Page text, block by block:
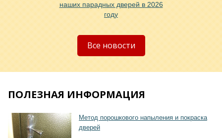
Хочу такую
наших парадных дверей в 2026
году
Все новости
ПОЛЕЗНАЯ ИНФОРМАЦИЯ
Метод порошкового напыления и покраска
дверей